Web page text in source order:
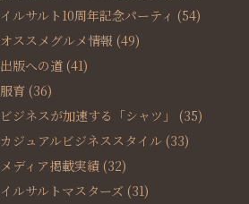
イルサルト10周年記念パーティ (54)
オススメグルメ情報 (49)
出版への道 (41)
服育 (36)
ビジネスが加速する「シャツ」
(35)
カジュアルビジネススタイル (33)
メディア掲載実績 (32)
イルサルトマスターズ (31)